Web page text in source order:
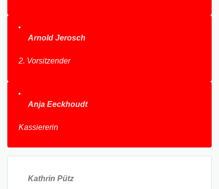
Arnold Jerosch
2. Vorsitzender
Anja Eeckhoudt
Kassiererin
Kathrin Pütz